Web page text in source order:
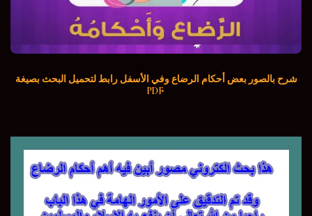
شرح بالصور بعض أحكام الرضاع وفي الأسفل رابط لتحميل البحث بصيغة
PDF